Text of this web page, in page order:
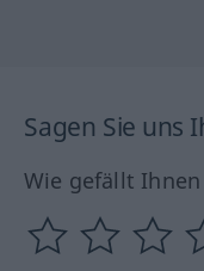
Sagen Sie uns
Wie gefällt